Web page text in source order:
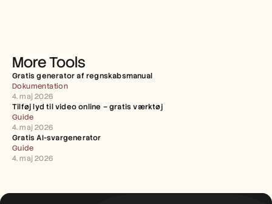
More Tools
Gratis generator af regnskabsmanual
Dokumentation
4. maj 2026
Tilføj lyd til video online – gratis værktøj
Guide
4. maj 2026
Gratis AI-svargenerator
Guide
4. maj 2026